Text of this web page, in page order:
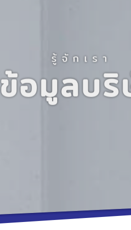
รู้จักเรา
ข้อมูลบ